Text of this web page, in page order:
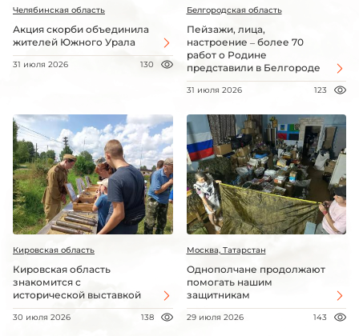
Челябинская область
Акция скорби объединила
жителей Южного Урала
31 июля 2026 130
Белгородская область
Пейзажи, лица,
настроение – более 70
работ о Родине
представили в Белгороде
31 июля 2026 123
Кировская область
Кировская область
знакомится с
исторической выставкой
30 июля 2026 138
Москва, Татарстан
Однополчане продолжают
помогать нашим
защитникам
29 июля 2026 143